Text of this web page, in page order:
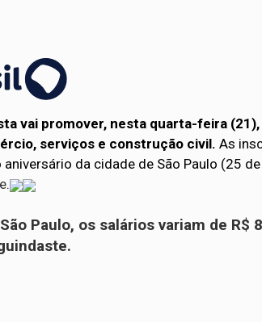
vai promover, nesta quarta-feira
serviços e construção civil. As
da cidade de São Paulo (25
.
Paulo, os salários variam de R$